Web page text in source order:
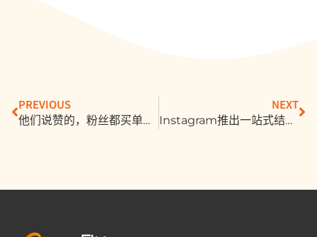
PREVIOUS
他们说赞的，粉丝都买单！网红经济横扫社群电商，流量变现有3种模式
NEXT
Instagram推出一站式结帐、直播购物功能，抢攻电商市场！